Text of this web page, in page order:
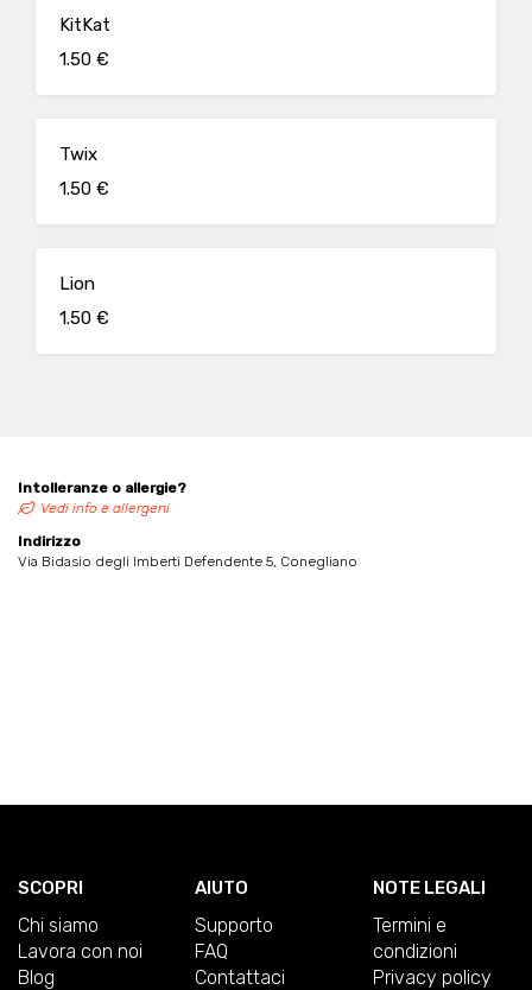
KitKat
1.50 €
Twix
1.50 €
Lion
1.50 €
Intolleranze o allergie?
Vedi info e allergeni
Indirizzo
Via Bidasio degli Imberti Defendente 5, Conegliano
SCOPRI
Chi siamo
Lavora con noi
Blog
AIUTO
Supporto
FAQ
Contattaci
NOTE LEGALI
Termini e
condizioni
Privacy policy